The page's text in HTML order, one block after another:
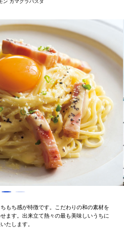
もち感が特徴です。こだわりの和の素材を
ます。出来立て熱々の最も美味しいうちに
たします。